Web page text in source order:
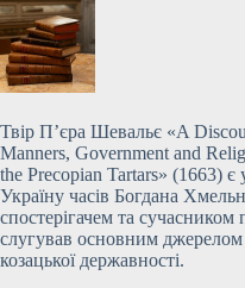
Твір П’єра Шевальє «A
Manners, Government and
the Precopian Tartars» (1663)
Україну часів Богдана
спостерігачем та сучасником
слугував основним джерелом
козацької державності.